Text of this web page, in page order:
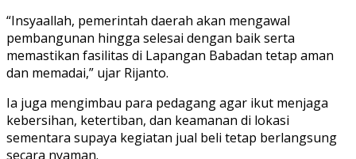
“Insyaallah, pemerintah daerah akan mengawal
pembangunan hingga selesai dengan baik serta
memastikan fasilitas di Lapangan Babadan tetap aman
dan memadai,” ujar Rijanto.
Ia juga mengimbau para pedagang agar ikut menjaga
kebersihan, ketertiban, dan keamanan di lokasi
sementara supaya kegiatan jual beli tetap berlangsung
secara nyaman.